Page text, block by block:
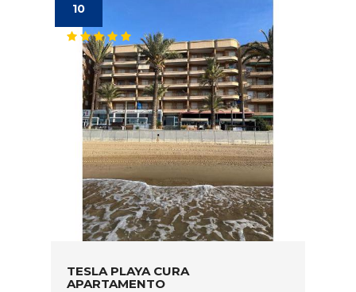
10
TESLA PLAYA CURA
APARTAMENTO